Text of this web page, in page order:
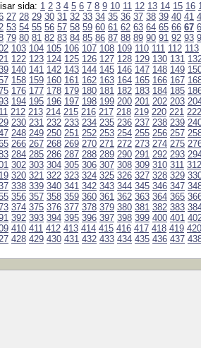
sida: 1 2 3 4 5 6 7 8 9 10 11 12 13 14 15 16
27 28 29 30 31 32 33 34 35 36 37 38 39 40 41
53 54 55 56 57 58 59 60 61 62 63 64 65 66 67
79 80 81 82 83 84 85 86 87 88 89 90 91 92 93
103 104 105 106 107 108 109 110 111 112 113
122 123 124 125 126 127 128 129 130 131
140 141 142 143 144 145 146 147 148 149
158 159 160 161 162 163 164 165 166 167
176 177 178 179 180 181 182 183 184 185
194 195 196 197 198 199 200 201 202 203
212 213 214 215 216 217 218 219 220 221 222
230 231 232 233 234 235 236 237 238 239
248 249 250 251 252 253 254 255 256 257
266 267 268 269 270 271 272 273 274 275
284 285 286 287 288 289 290 291 292 293
302 303 304 305 306 307 308 309 310 311 312
320 321 322 323 324 325 326 327 328 329
338 339 340 341 342 343 344 345 346 347
356 357 358 359 360 361 362 363 364 365
374 375 376 377 378 379 380 381 382 383
392 393 394 395 396 397 398 399 400 401
410 411 412 413 414 415 416 417 418 419 420
428 429 430 431 432 433 434 435 436 437